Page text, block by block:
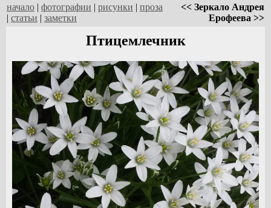
начало | фотографии | рисунки | проза
| статьи | заметки
<< Зеркало Андрея
Ерофеева >>
Птицемлечник